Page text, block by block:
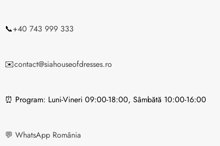
Puteți returna marfa în termen de până la
calendaristice de la data primirii coletului.
cumpărător.
📞+40 743 999 333
✉️contact@siahouseofdresses.ro
⏰ Program: Luni-Vineri 09:00-18:00, Sâmbătă 10:00-16:00
💬 WhatsApp România